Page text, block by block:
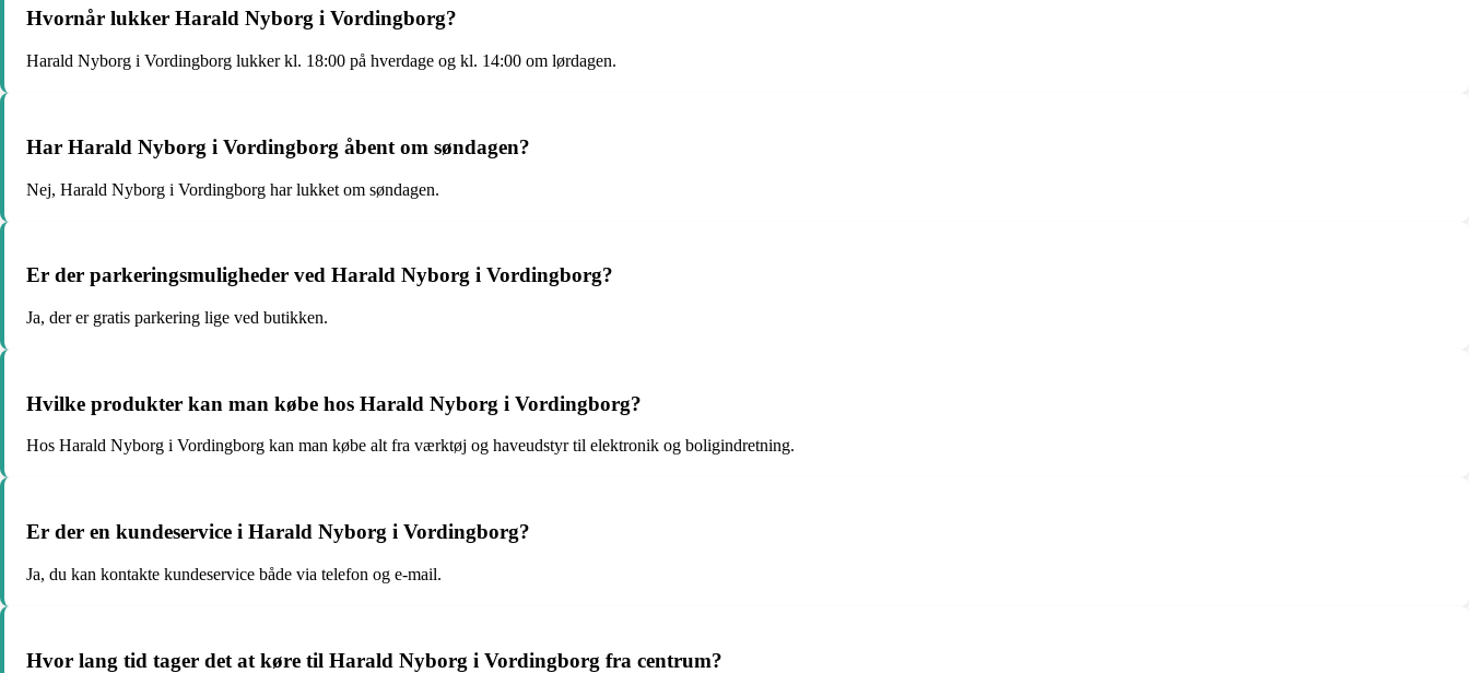
Hvornår lukker Harald Nyborg i Vordingborg?
Harald Nyborg i Vordingborg lukker kl. 18:00 på hverdage og kl. 14:00 om lørdagen.
Har Harald Nyborg i Vordingborg åbent om søndagen?
Nej, Harald Nyborg i Vordingborg har lukket om søndagen.
Er der parkeringsmuligheder ved Harald Nyborg i Vordingborg?
Ja, der er gratis parkering lige ved butikken.
Hvilke produkter kan man købe hos Harald Nyborg i Vordingborg?
Hos Harald Nyborg i Vordingborg kan man købe alt fra værktøj og haveudstyr til elektronik og boligindretning.
Er der en kundeservice i Harald Nyborg i Vordingborg?
Ja, du kan kontakte kundeservice både via telefon og e-mail.
Hvor lang tid tager det at køre til Harald Nyborg i Vordingborg fra centrum?